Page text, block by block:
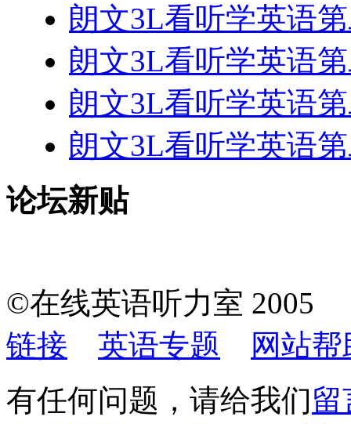
朗文3L看听学英语第
朗文3L看听学英语第
朗文3L看听学英语第
朗文3L看听学英语第
论坛新贴
©在线英语听力室
链接
英语专题
网站帮
有任何问题，请给我们留